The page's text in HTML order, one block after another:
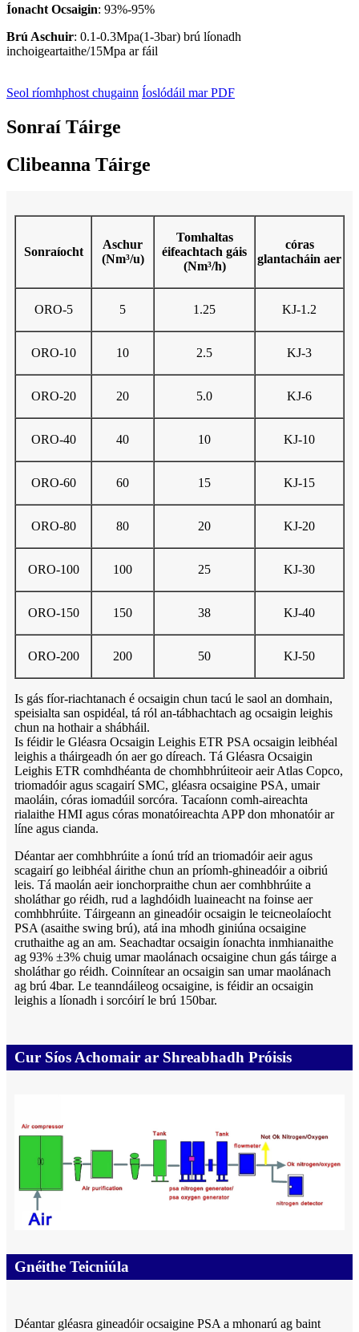
Íonacht Ocsaigin: 93%-95%
Brú Aschuir: 0.1-0.3Mpa(1-3bar) brú líonadh
inchoigeartaithe/15Mpa ar fáil
Seol ríomhphost chugainn Íoslódáil mar PDF
Sonraí Táirge
Clibeanna Táirge
Sonraíocht
Aschur
(Nm³/u)
Tomhaltas
éifeachtach gáis
(Nm³/h)
córas
glantacháin aer
ORO-5 5 1.25 KJ-1.2
ORO-10 10 2.5 KJ-3
ORO-20 20 5.0 KJ-6
ORO-40 40 10 KJ-10
ORO-60 60 15 KJ-15
ORO-80 80 20 KJ-20
ORO-100 100 25 KJ-30
ORO-150 150 38 KJ-40
ORO-200 200 50 KJ-50
Is gás fíor-riachtanach é ocsaigin chun tacú le saol an domhain,
speisialta san ospidéal, tá ról an-tábhachtach ag ocsaigin leighis
chun na hothair a shábháil.
Is féidir le Gléasra Ocsaigin Leighis ETR PSA ocsaigin leibhéal
leighis a tháirgeadh ón aer go díreach. Tá Gléasra Ocsaigin
Leighis ETR comhdhéanta de chomhbhrúiteoir aeir Atlas Copco,
triomadóir agus scagairí SMC, gléasra ocsaigine PSA, umair
maoláin, córas iomadúil sorcóra. Tacaíonn comh-aireachta
rialaithe HMI agus córas monatóireachta APP don mhonatóir ar
líne agus cianda.
Déantar aer comhbhrúite a íonú tríd an triomadóir aeir agus
scagairí go leibhéal áirithe chun an príomh-ghineadóir a oibriú
leis. Tá maolán aeir ionchorpraithe chun aer comhbhrúite a
sholáthar go réidh, rud a laghdóidh luaineacht na foinse aer
comhbhrúite. Táirgeann an gineadóir ocsaigin le teicneolaíocht
PSA (asaithe swing brú), atá ina mhodh giniúna ocsaigine
cruthaithe ag an am. Seachadtar ocsaigin íonachta inmhianaithe
ag 93% ±3% chuig umar maolánach ocsaigine chun gás táirge a
sholáthar go réidh. Coinnítear an ocsaigin san umar maolánach
ag brú 4bar. Le teanndáileog ocsaigine, is féidir an ocsaigin
leighis a líonadh i sorcóirí le brú 150bar.
Cur Síos Achomair ar Shreabhadh Próisis
Gnéithe Teicniúla
Déantar gléasra gineadóir ocsaigine PSA a mhonarú ag baint